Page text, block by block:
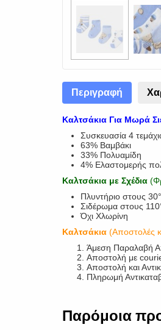
Περιγραφή
Καλτσάκια Για Μωρά
Συσκευασία 4
63% Βαμβάκι
33% Πολυαμίδη
4% Ελαστομερής
Καλτσάκια με Σχέδια
Πλυντήριο στους 30°
Σιδέρωμα στους
Όχι Χλωρίνη
Καλτσάκια (Αποστολές
Άμεση Παραλαβή
Αποστολή με
Αποστολή και
Πληρωμή
Παρόμοια